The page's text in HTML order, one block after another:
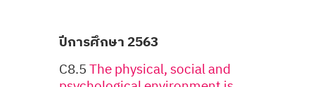
ปีการศึกษา 2563
C8.5The physical, social and